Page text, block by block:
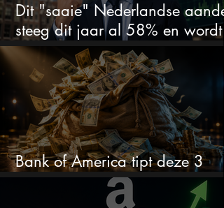
Dit "saaie" Nederlandse
steeg dit jaar al 58% en wordt
volgens analisten onderschat
Bank of America tipt deze 3
chipaandelen